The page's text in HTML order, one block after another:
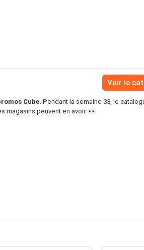
Voir le
Cube. Pendant la semaine 33, le
magasins peuvent en avoir. 👀